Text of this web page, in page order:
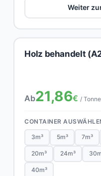
Weiter
Holz behandelt
Ab21,86€ / Tonne
CONTAINER
3m³ 5m³ 7m³
20m³ 24m³
40m³